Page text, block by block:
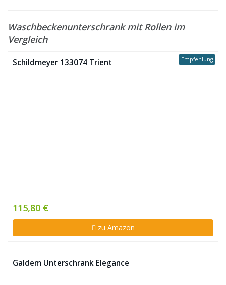
Waschbeckenunterschrank mit Rollen im
Vergleich
Empfehlung
Schildmeyer 133074 Trient
115,80 €
zu Amazon
Galdem Unterschrank Elegance